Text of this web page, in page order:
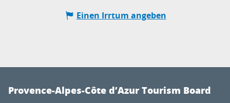
Einen Irrtum angeben
Provence-Alpes-Côte d’Azur Tourism Board